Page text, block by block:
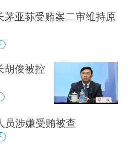
茅亚荪受贿案二审维持原
胡俊被控
员涉嫌受贿被查